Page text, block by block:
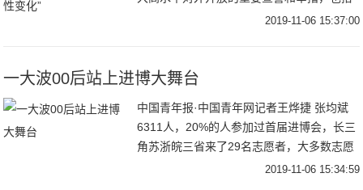
建了一个全球范围内新产品、新技术、新服
2019-11-06 15:37:00
一大波00后站上进博大舞台
中国青年报·中国青年网记者王烨捷 张均斌
6311人，20%的人参加过首届进博会，长三
角苏浙皖三省来了29名志愿者，大多数志愿
者是“00后”。11月5日，进博会开幕第一天，
2019-11-06 15:34:59